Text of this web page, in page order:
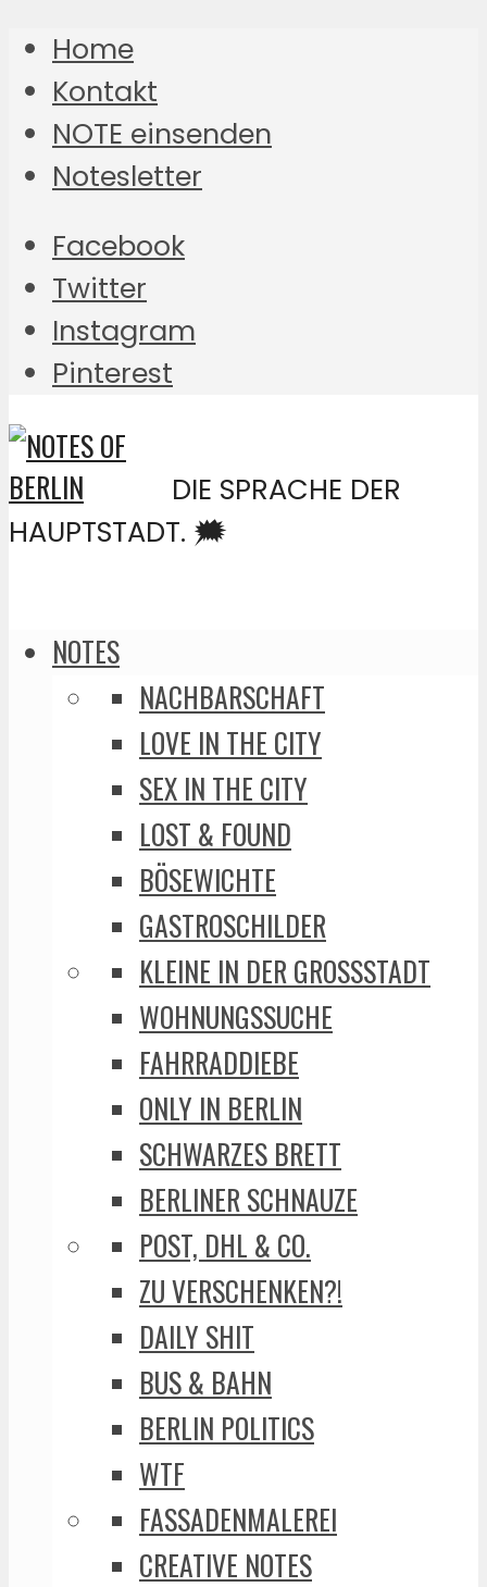
Home
Kontakt
NOTE einsenden
Notesletter
Facebook
Twitter
Instagram
Pinterest
DIE SPRACHE DER
HAUPTSTADT. 🗯️
NOTES
NACHBARSCHAFT
LOVE IN THE CITY
SEX IN THE CITY
LOST & FOUND
BÖSEWICHTE
GASTROSCHILDER
KLEINE IN DER GROSSSTADT
WOHNUNGSSUCHE
FAHRRADDIEBE
ONLY IN BERLIN
SCHWARZES BRETT
BERLINER SCHNAUZE
POST, DHL & CO.
ZU VERSCHENKEN?!
DAILY SHIT
BUS & BAHN
BERLIN POLITICS
WTF
FASSADENMALEREI
CREATIVE NOTES